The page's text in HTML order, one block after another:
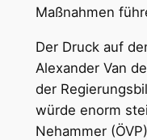
Maßnahmen
Der Druck auf
Alexander Van
der
würde enorm
Nehammer